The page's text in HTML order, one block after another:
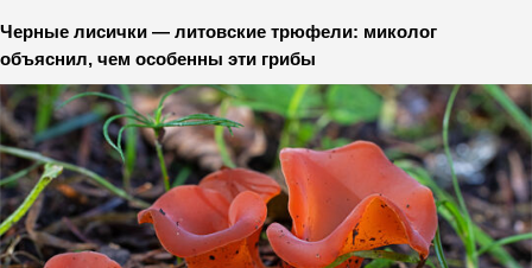
Черные лисички — литовские трюфели: миколог
объяснил, чем особенны эти грибы